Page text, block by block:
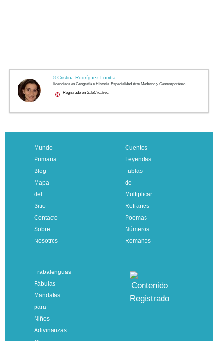
Mundo
Primaria
Blog
Mapa
del
Sitio
Contacto
Sobre
Nosotros
Cuentos
Leyendas
Tablas
de
Multiplicar
Refranes
Poemas
Números
Romanos
Trabalenguas
Fábulas
Mandalas
para
Niños
Adivinanzas